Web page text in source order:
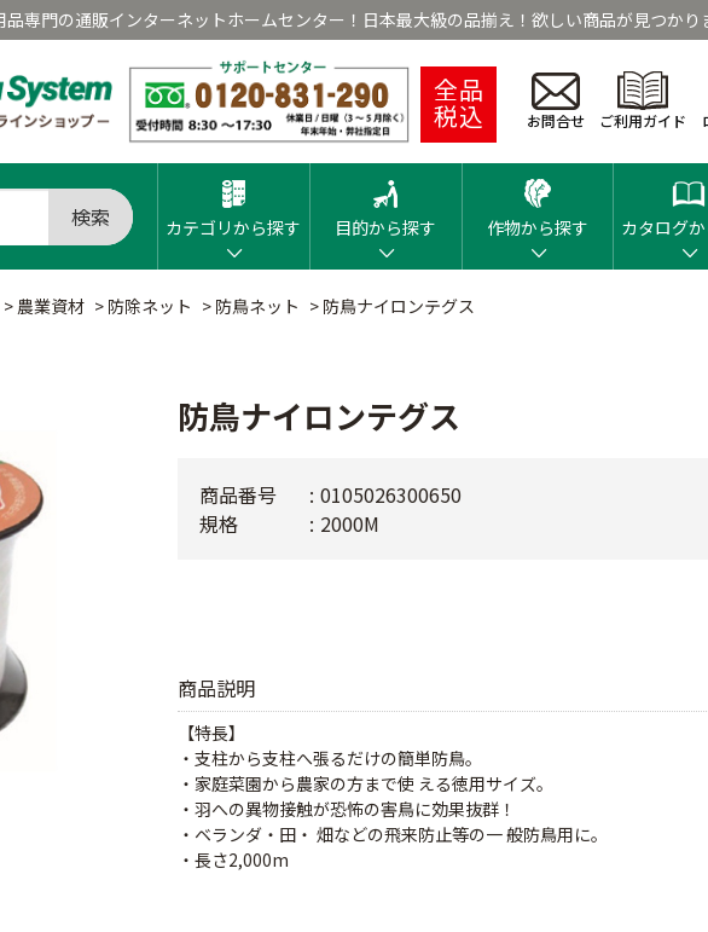
専門の通販インターネットホームセンター！日本最大級の品揃え！欲しい商品が見つかり
全品
税込 お問合せ ご利用ガイド
検索 カテゴリから探す 目的から探す 作物から探す カタログ
> 農業資材 > 防除ネット > 防鳥ネット > 防鳥ナイロンテグス
防鳥ナイロンテグス
商品説明
【特長】
・支柱から支柱へ張るだけの簡単防鳥。
・家庭菜園から農家の方まで使 える徳用サイズ。
・羽への異物接触が恐怖の害鳥に効果抜群！
・ベランダ・田・ 畑などの飛来防止等の一 般防鳥用に。
・長さ2,000m
商品番号
0105026300650
規格
2000M